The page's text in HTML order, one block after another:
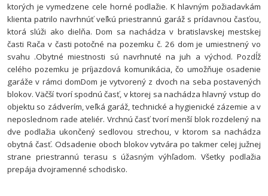
ktorých je vymedzene cele horné podlažie. K hlavným požiadavkám
klienta patrilo navrhnúť veľkú priestrannú garáž s prídavnou časťou,
ktorá slúži ako dielňa.Dom sa nachádza v bratislavskej mestskej
časti Rača v časti potočné na pozemku č. 26 dom je umiestnený vo
svahu .Obytné miestnosti sú navrhnuté na juh a východ. Pozdĺž
celého pozemku je príjazdová komunikácia, čo umožňuje osadenie
garáže v rámci domDom je vytvorený z dvoch na seba postavených
blokov. Väčší tvorí spodnú časť, v ktorej sa nachádza hlavný vstup do
objektu so zádverím, veľká garáž, technické a hygienické zázemie a v
neposlednom rade ateliér. Vrchnú časť tvorí menší blok rozdelený na
dve podlažia ukončený sedlovou strechou, v ktorom sa nachádza
obytná časť. Odsadenie oboch blokov vytvára po takmer celej južnej
strane priestrannú terasu s úžasným výhľadom. Všetky podlažia
prepája dvojramenné schodisko.